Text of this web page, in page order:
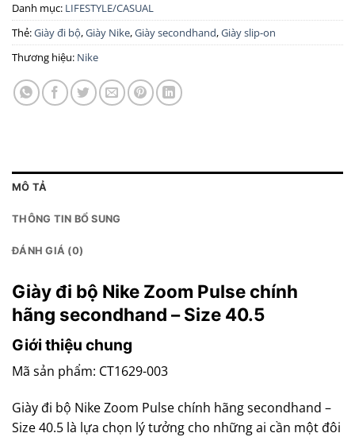
Danh mục: LIFESTYLE/CASUAL
Thẻ:Giày đi bộ,Giày Nike,Giày secondhand,Giày slip-on
Thương hiệu: Nike
MÔ TẢ
THÔNG TIN BỔ SUNG
ĐÁNH GIÁ (0)
Giày đi bộ Nike Zoom Pulse chính
hãng secondhand – Size 40.5
Giới thiệu chung
Mã sản phẩm: CT1629-003
Giày đi bộ Nike Zoom Pulse chính hãng secondhand –
Size 40.5 là lựa chọn lý tưởng cho những ai cần một đôi